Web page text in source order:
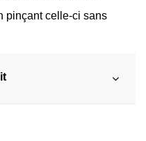
pinçant celle-ci sans